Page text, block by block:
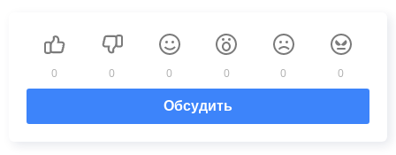
0 0 0 0 0 0
Обсудить